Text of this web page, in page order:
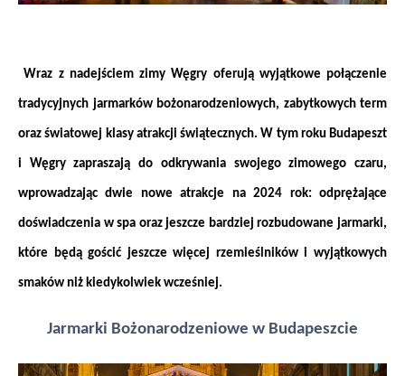
Wraz z nadejściem zimy Węgry oferują wyjątkowe połączenie
tradycyjnych jarmarków bożonarodzeniowych, zabytkowych term
oraz światowej klasy atrakcji świątecznych. W tym roku Budapeszt
i Węgry zapraszają do odkrywania swojego zimowego czaru,
wprowadzając dwie nowe atrakcje na 2024 rok: odprężające
doświadczenia w spa oraz jeszcze bardziej rozbudowane jarmarki,
które będą gościć jeszcze więcej rzemieślników i wyjątkowych
smaków niż kiedykolwiek wcześniej.
Jarmarki Bożonarodzeniowe w Budapeszcie